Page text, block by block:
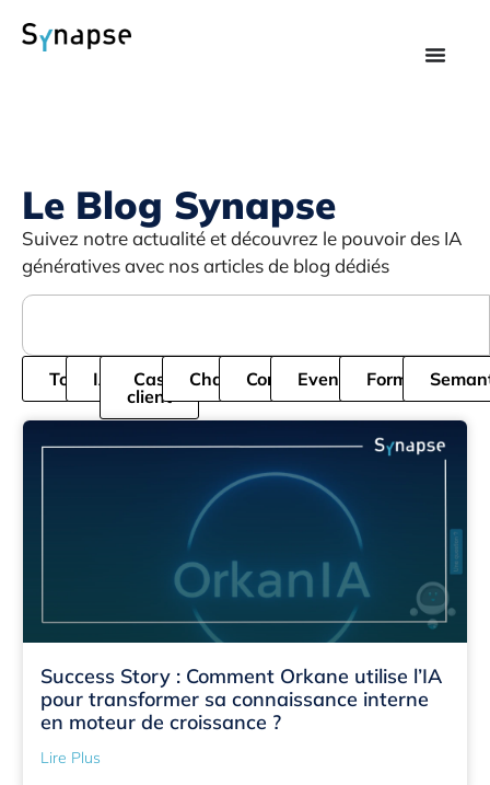
Le Blog Synapse
Suivez notre actualité et découvrez le pouvoir des IA
génératives avec nos articles de blog dédiés
Tous IA
Cas
client
ChatbotCordialEvenementFormation
Success Story : Comment Orkane utilise l’IA
pour transformer sa connaissance interne
en moteur de croissance ?
Lire Plus